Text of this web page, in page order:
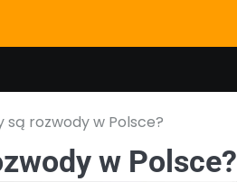
są rozwody w Polsce?
w Polsce?